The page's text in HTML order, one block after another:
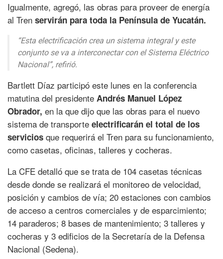
Igualmente, agregó, las obras para proveer de energía
al Tren servirán para toda la Península de Yucatán.
“Esta electrificación crea un sistema integral y este
conjunto se va a interconectar con el Sistema Eléctrico
Nacional”, refirió.
Bartlett Díaz participó este lunes en la conferencia
matutina del presidente Andrés Manuel López
Obrador, en la que dijo que las obras para el nuevo
sistema de transporte electrificarán el total de los
servicios que requerirá el Tren para su funcionamiento,
como casetas, oficinas, talleres y cocheras.
La CFE detalló que se trata de 104 casetas técnicas
desde donde se realizará el monitoreo de velocidad,
posición y cambios de vía; 20 estaciones con cambios
de acceso a centros comerciales y de esparcimiento;
14 paraderos; 8 bases de mantenimiento; 3 talleres y
cocheras y 3 edificios de la Secretaría de la Defensa
Nacional (Sedena).